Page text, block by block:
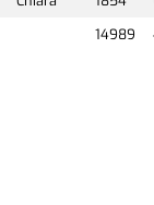
14989